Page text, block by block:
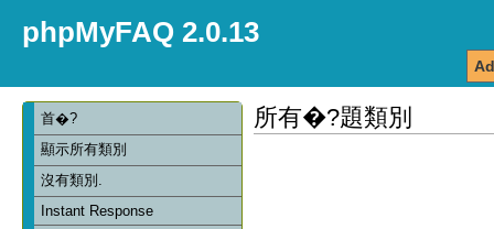
phpMyFAQ 2.0.13
首�?
顯示所有類別
沒有類別.
Instant Response
所有�?題類別